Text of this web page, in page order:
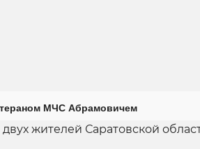
МЧС Абрамовичем